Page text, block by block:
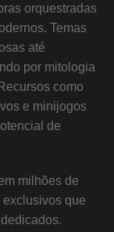
orquestradas
Temas
até
por mitologia
como
e minijogos
de
milhões de
que